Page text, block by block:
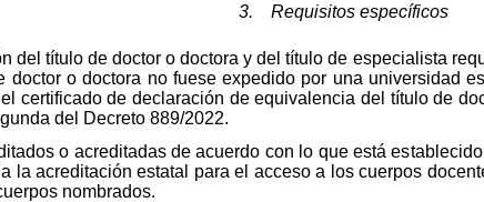
3. Requisitos específicos
título de doctor o doctora y del título de especialista
doctor o doctora no fuese expedido por una universidad
certificado de declaración de equivalencia del título de
del Decreto 889/2022.
o acreditadas de acuerdo con lo que está
la acreditación estatal para el acceso a los cuerpos
nombrados.